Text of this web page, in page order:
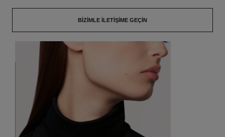
BIZIMLE İLETIŞIME GEÇIN